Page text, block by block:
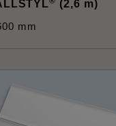
(2,6 m)
mm